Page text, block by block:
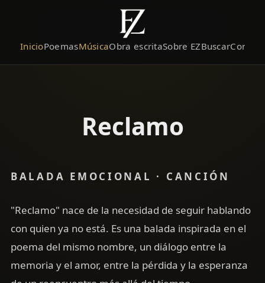
InicioPoemasMúsicaObra escritaSobre EZBuscar
Reclamo
BALADA EMOCIONAL · CANCIÓN
"Reclamo" nace de la necesidad de seguir hablando
con quien ya no está. Es una balada inspirada en el
poema del mismo nombre, un diálogo entre la
memoria y el amor, entre la pérdida y la esperanza